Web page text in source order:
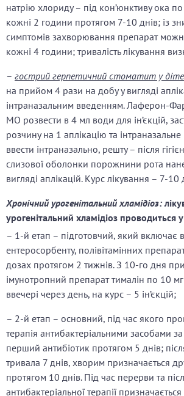
натрію хлориду – під кон’юнктиву ока
кожні 2 години протягом 7-10 днів; із
симптомів захворювання препарат
кожні 4 години; тривалість лікування
– гострий герпетичний стоматит у
на прийом 4 рази на добу у вигляді
інтраназальним введенням. Лаферон-
МО розвести в 4 мл води для ін’єкцій,
розчину на 1 аплікацію та
ввести інтраназально, решту – після
слизової оболонки порожнини рота
вигляді аплікацій. Курс лікування – 7-10
Хронічний урогенітальний хламідіоз:
урогенітальний хламідіоз проводиться
– 1-й етап – підготовчий, який включає
ентеросорбенту, полівітамінних
дозах протягом 2 тижнів. З 10-го дня
імунотропний препарат тималін по 10
ввечері через день, на курс – 5 ін’єкцій;
– 2-й етап – основний, під час якого
терапія антибактеріальними засобами
перший антибіотик протягом 5 днів;
тривала 7 днів, хворим призначається
протягом 10 днів. Під час перерви та
антибактеріальної терапії